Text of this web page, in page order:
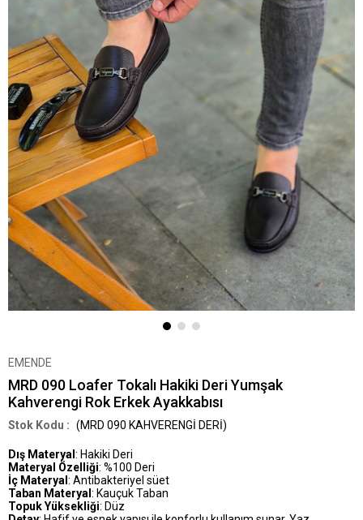
EMENDE
MRD 090 Loafer Tokalı Hakiki Deri Yumşak
Kahverengi Rok Erkek Ayakkabısı
(MRD 090 KAHVERENGİ DERİ)
Dış Materyal : Hakiki Deri
Materyal Özelliği: %100 Deri
İç Materyal : Antibakteriyel süet
Taban Materyal : Kauçuk Taban
Topuk Yüksekliği: Düz